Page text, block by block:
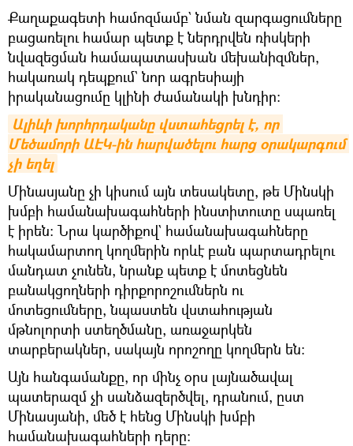
Քաղաքագետի համոզմամբ` նման զարգացումները
բացառելու համար պետք է ներդրվեն ռիսկերի
նվազեցման համապատասխան մեխանիզմներ,
հակառակ դեպքում` նոր ագրեսիայի
իրականացումը կլինի ժամանակի խնդիր։
Ալիևի խորհրդականը վստահեցրել է, որ
Մեծամորի ԱԷԿ-ին հարվածելու հարց օրակարգում
չի եղել
Մինասյանը չի կիսում այն տեսակետը, թե Մինսկի
խմբի համանախագահների ինստիտուտը սպառել
է իրեն։ Նրա կարծիքով` համանախագահները
հակամարտող կողմերին որևէ բան պարտադրելու
մանդատ չունեն, նրանք պետք է մոտեցնեն
բանակցողների դիրքորոշումներն ու
մոտեցումները, նպաստեն վստահության
մթնոլորտի ստեղծմանը, առաջարկեն
տարբերակներ, սակայն որոշողը կողմերն են։
Այն հանգամանքը, որ մինչ օրս լայնածավալ
պատերազմ չի սանձազերծվել, դրանում, ըստ
Մինասյանի, մեծ է հենց Մինսկի խմբի
համանախագահների դերը։